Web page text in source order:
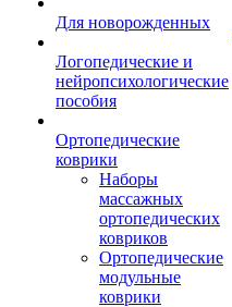
Для новорожденных
Логопедические и
нейропсихологические
пособия
Ортопедические
коврики
Наборы
массажных
ортопедических
ковриков
Ортопедические
модульные
коврики